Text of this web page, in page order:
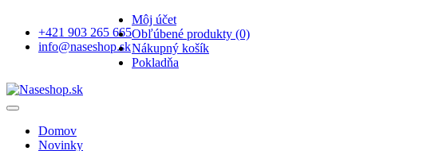
+421 903 265 665
info@naseshop.sk
Môj účet
Obľúbené produkty (0)
Nákupný košík
Pokladňa
Domov
Novinky